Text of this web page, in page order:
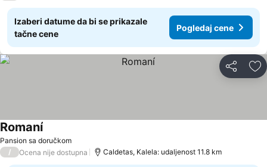
Izaberi datume da bi se prikazale
tačne cene
Pogledaj cene
Deli
Pansion sa doručkom
Romaní
/ Ocena nije dostupna Caldetas, Kalela: udaljenost 11.8 km